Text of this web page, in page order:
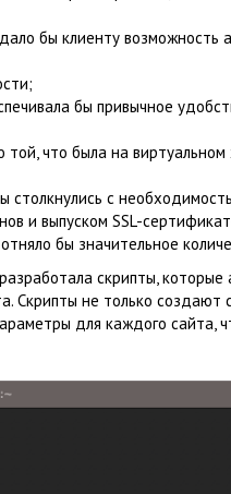
дало бы клиенту возможность
бы привычное
что была на виртуальном
столкнулись с
и выпуском SSL-
бы значительное
скрипты,
Скрипты не только создают
для каждого сайта,